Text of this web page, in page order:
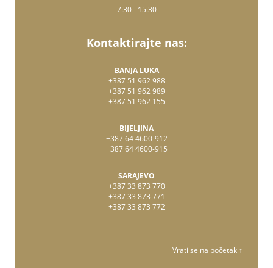
7:30 - 15:30
Kontaktirajte nas:
BANJA LUKA
+387 51 962 988
+387 51 962 989
+387 51 962 155
BIJELJINA
+387 64 4600-912
+387 64 4600-915
SARAJEVO
+387 33 873 770
+387 33 873 771
+387 33 873 772
Vrati se na početak ↑